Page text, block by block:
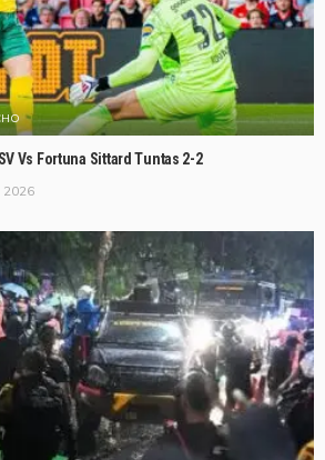
Vs Fortuna Sittard Tuntas 2-2